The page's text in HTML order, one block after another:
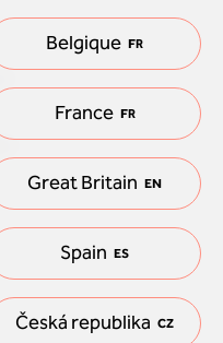
Belgique FR
France FR
Great Britain EN
Spain ES
Česká republika CZ